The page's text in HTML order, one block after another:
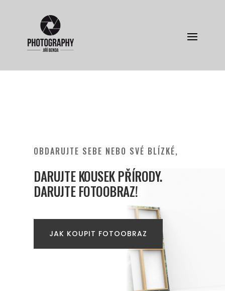
OBDARUJTE SEBE NEBO SVÉ BLÍZKÉ,
DARUJTE KOUSEK PŘÍRODY.
DARUJTE FOTOOBRAZ!
JAK KOUPIT FOTOOBRAZ